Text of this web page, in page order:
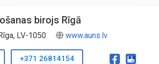
birojs Rīgā
LV-1050 www.auns.lv
+371 26814154